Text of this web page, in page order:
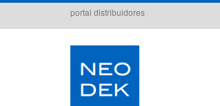
portal distribuidores